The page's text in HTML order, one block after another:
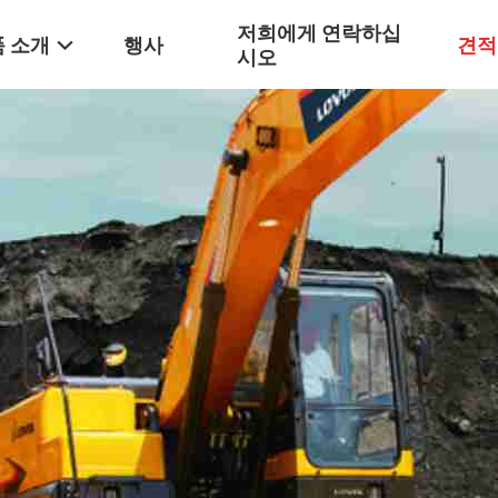
소개 행사
저희에게 연락하십
시오
견